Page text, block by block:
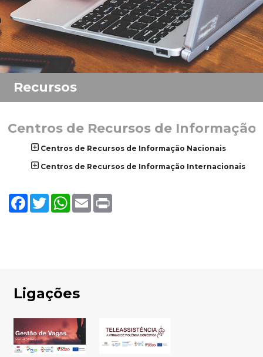
Centros de Recursos de Informação
Centros de Recursos de Informação Nacionais
Centros de Recursos de Informação Internacionais
FacebookTwitterWhatsApp
Email
Ligações